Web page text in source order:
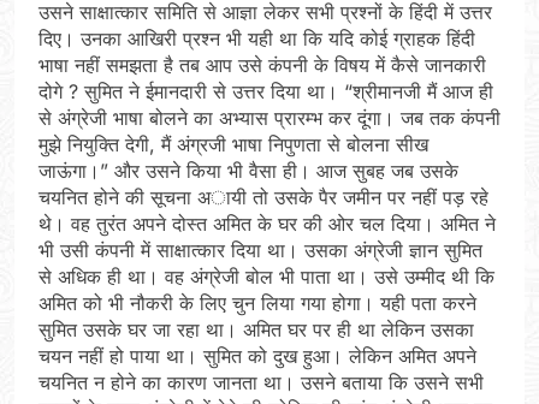
उसने साक्षात्कार समिति से आज्ञा लेकर सभी प्रश्नों के हिंदी में उत्तर
दिए। उनका आखिरी प्रश्न भी यही था कि यदि कोई ग्राहक हिंदी
भाषा नहीं समझता है तब आप उसे कंपनी के विषय में कैसे जानकारी
दोगे ? सुमित ने ईमानदारी से उत्तर दिया था। “श्रीमानजी मैं आज ही
से अंग्रेजी भाषा बोलने का अभ्यास प्रारम्भ कर दूंगा। जब तक कंपनी
मुझे नियुक्ति देगी, मैं अंग्रजी भाषा निपुणता से बोलना सीख
जाऊंगा।” और उसने किया भी वैसा ही। आज सुबह जब उसके
चयनित होने की सूचना अायी तो उसके पैर जमीन पर नहीं पड़ रहे
थे। वह तुरंत अपने दोस्त अमित के घर की ओर चल दिया। अमित ने
भी उसी कंपनी में साक्षात्कार दिया था। उसका अंग्रेजी ज्ञान सुमित
से अधिक ही था। वह अंग्रेजी बोल भी पाता था। उसे उम्मीद थी कि
अमित को भी नौकरी के लिए चुन लिया गया होगा। यही पता करने
सुमित उसके घर जा रहा था। अमित घर पर ही था लेकिन उसका
चयन नहीं हो पाया था। सुमित को दुख हुआ। लेकिन अमित अपने
चयनित न होने का कारण जानता था। उसने बताया कि उसने सभी